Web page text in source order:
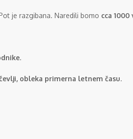
je razgibana. Naredili bomo cca
.
obleka primerna letnem času.